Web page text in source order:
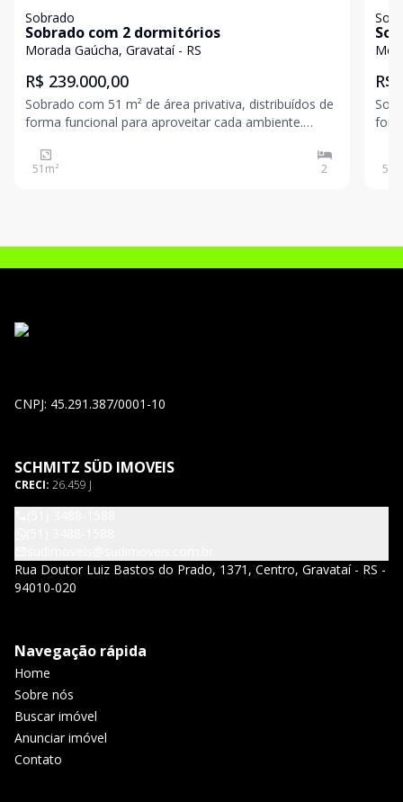
Sobrado
Sobrado com 2 dormitórios
Morada Gaúcha, Gravataí - RS
R$ 239.000,00
Sobrado com 51 m² de área privativa, distribuídos de
forma funcional para aproveitar cada ambiente.
integradas, proporcionando mais amplitude e
convivência Banheiro social Ambientes bem
51 m² 2
R$
50
CNPJ: 45.291.387/0001-10
SCHMITZ SÜD IMOVEIS
CRECI: 26.459 J
Rua Doutor Luiz Bastos do Prado, 1371, Centro, Gravataí - RS -
94010-020
Navegação rápida
Home
Sobre nós
Buscar imóvel
Anunciar imóvel
Contato